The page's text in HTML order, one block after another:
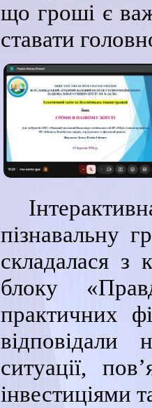
що гроші є
ставати
пізнавальну
складалася з
блоку
практичних
відповідали
ситуації,
інвестиціями